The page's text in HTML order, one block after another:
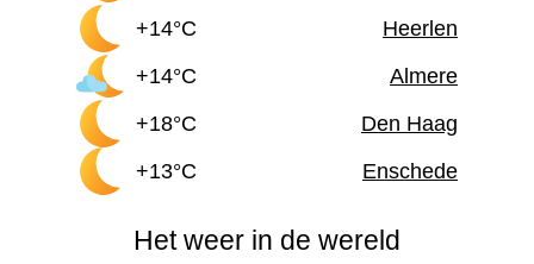
+14°C
Heerlen
+14°C
Almere
+18°C
Den Haag
+13°C
Enschede
Het weer in de wereld